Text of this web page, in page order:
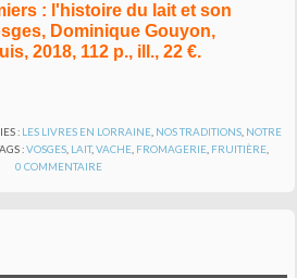
: l'histoire du lait et son
Dominique Gouyon,
2018, 112 p., ill., 22 €.
: LES LIVRES EN LORRAINE, NOS TRADITIONS, NOTRE
:VOSGES LAIT,VACHE FROMAGERIE FRUITIÈRE
0 COMMENTAIRE